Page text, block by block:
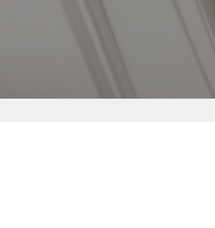
方式・カイゼン向けソリューション
低減